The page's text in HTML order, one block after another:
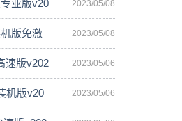
业版v20 2023/05/08
版免激 2023/05/08
速版v202 2023/05/06
机版v20 2023/05/06